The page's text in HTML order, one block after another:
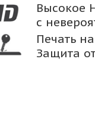
Высокое
с
Печать
Защита